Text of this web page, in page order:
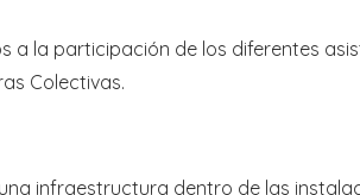
a la participación de los diferentes
Colectivas.
infraestructura dentro de las